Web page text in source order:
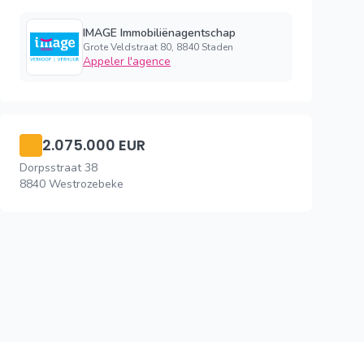
IMAGE Immobiliënagentschap
Grote Veldstraat 80, 8840 Staden
Appeler l'agence
2.075.000 EUR
Dorpsstraat 38
8840 Westrozebeke